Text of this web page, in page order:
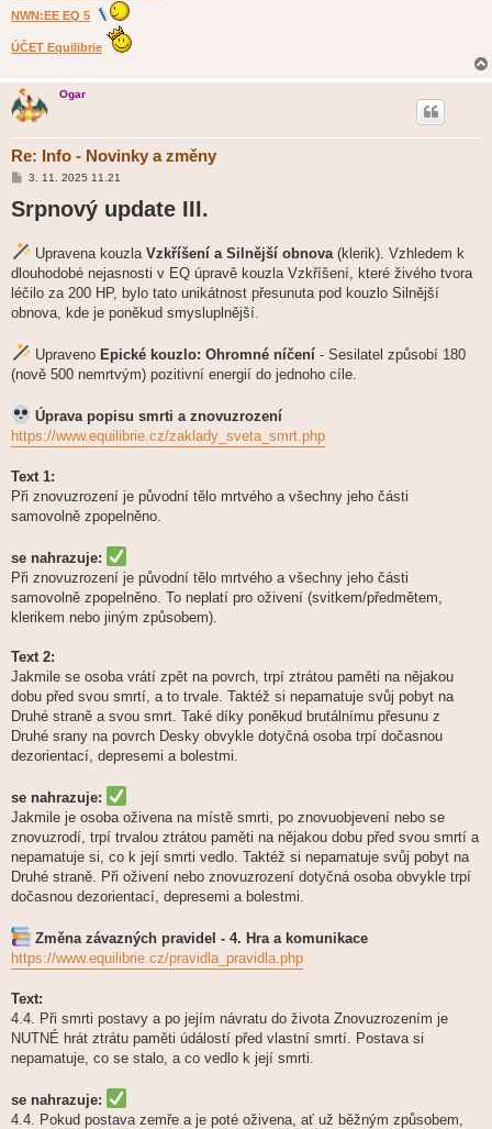
NWN:EE EQ 5
ÚČET Equilibrie
Ogar
Re: Info - Novinky a změny
P
í
s
ě
v
e
k
3. 11. 2025 11.21
Srpnový update III.
Upravena kouzla Vzkříšení a Silnější obnova (klerik). Vzhledem k
dlouhodobé nejasnosti v EQ úpravě kouzla Vzkříšení, které živého tvora
léčilo za 200 HP, bylo tato unikátnost přesunuta pod kouzlo Silnější
obnova, kde je poněkud smysluplnější.
Upraveno Epické kouzlo: Ohromné níčení - Sesilatel způsobí 180
(nově 500 nemrtvým) pozitivní energií do jednoho cíle.
Úprava popisu smrti a znovuzrození
https://www.equilibrie.cz/zaklady_sveta_smrt.php
Text 1:
Při znovuzrození je původní tělo mrtvého a všechny jeho části
samovolně zpopelněno.
se nahrazuje:
Při znovuzrození je původní tělo mrtvého a všechny jeho části
samovolně zpopelněno. To neplatí pro oživení (svitkem/předmětem,
klerikem nebo jiným způsobem).
Text 2:
Jakmile se osoba vrátí zpět na povrch, trpí ztrátou paměti na nějakou
dobu před svou smrtí, a to trvale. Taktéž si nepamatuje svůj pobyt na
Druhé straně a svou smrt. Také díky poněkud brutálnímu přesunu z
Druhé srany na povrch Desky obvykle dotyčná osoba trpí dočasnou
dezorientací, depresemi a bolestmi.
se nahrazuje:
Jakmile je osoba oživena na místě smrti, po znovuobjevení nebo se
znovuzrodí, trpí trvalou ztrátou paměti na nějakou dobu před svou smrtí a
nepamatuje si, co k její smrti vedlo. Taktéž si nepamatuje svůj pobyt na
Druhé straně. Při oživení nebo znovuzrození dotyčná osoba obvykle trpí
dočasnou dezorientací, depresemi a bolestmi.
Změna závazných pravidel - 4. Hra a komunikace
https://www.equilibrie.cz/pravidla_pravidla.php
Text:
4.4. Při smrti postavy a po jejím návratu do života Znovuzrozením je
NUTNÉ hrát ztrátu paměti údálostí před vlastní smrtí. Postava si
nepamatuje, co se stalo, a co vedlo k její smrti.
se nahrazuje:
4.4. Pokud postava zemře a je poté oživena, ať už běžným způsobem,